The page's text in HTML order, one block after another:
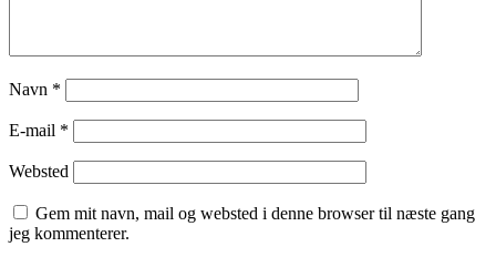
Navn *
E-mail *
Websted
Gem mit navn, mail og websted i denne browser til næste gang
jeg kommenterer.